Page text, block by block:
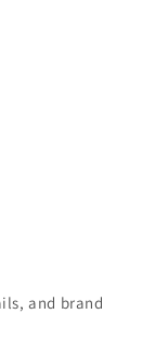
and brand